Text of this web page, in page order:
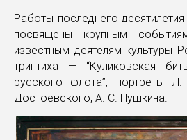
Работы последнего
посвящены крупным
известным деятелям культуры
триптиха — “Куликовская
русского флота”, портреты
Достоевского, А. С. Пушкина.